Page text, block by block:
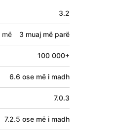
3.2
më 3 muaj më parë
100 000+
6.6 ose më i madh
7.0.3
7.2.5 ose më i madh